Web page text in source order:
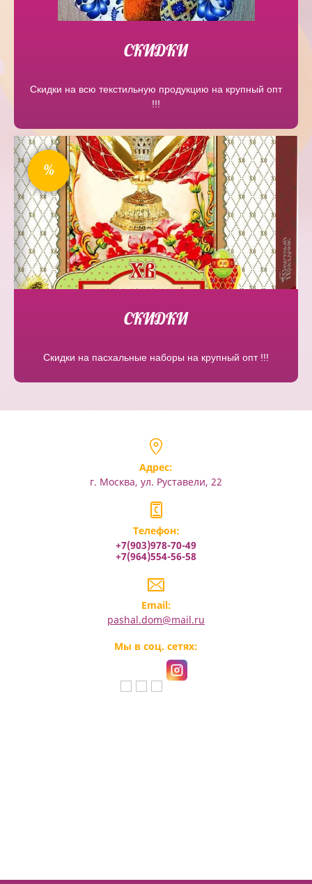
СКИДКИ
Скидки на всю текстильную продукцию на крупный опт
!!!
%
СКИДКИ
Скидки на пасхальные наборы на крупный опт !!!
Адрес:
г. Москва, ул. Руставели, 22
Телефон:
+7(903)978-70-49
+7(964)554-56-58
Email:
pashal.dom@mail.ru
Мы в соц. сетях: